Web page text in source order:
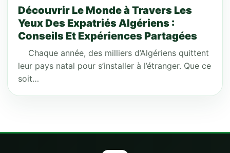
Découvrir Le Monde à Travers Les
Yeux Des Expatriés Algériens :
Conseils Et Expériences Partagées
Chaque année, des milliers d’Algériens quittent
leur pays natal pour s’installer à l’étranger. Que ce
soit…